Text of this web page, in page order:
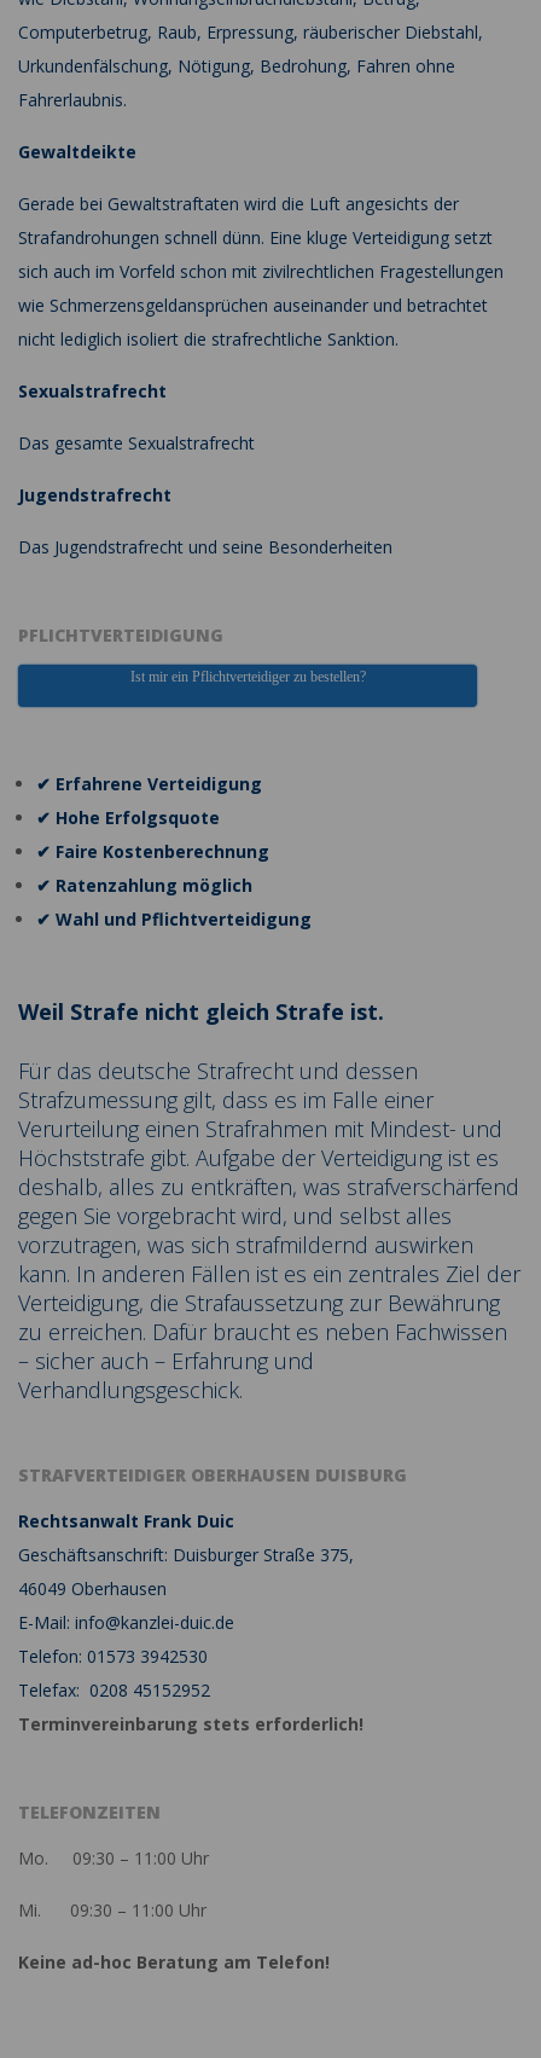
Computerbetrug, Raub, Erpressung, räuberischer Diebstahl,
Urkundenfälschung, Nötigung, Bedrohung, Fahren ohne
Fahrerlaubnis.
Gewaltdeikte
Gerade bei Gewaltstraftaten wird die Luft angesichts der
Strafandrohungen schnell dünn. Eine kluge Verteidigung setzt
sich auch im Vorfeld schon mit zivilrechtlichen Fragestellungen
wie Schmerzensgeldansprüchen auseinander und betrachtet
nicht lediglich isoliert die strafrechtliche Sanktion.
Sexualstrafrecht
Das gesamte Sexualstrafrecht
Jugendstrafrecht
Das Jugendstrafrecht und seine Besonderheiten
PFLICHTVERTEIDIGUNG
Ist mir ein Pflichtverteidiger zu bestellen?
✔ Erfahrene Verteidigung
✔ Hohe Erfolgsquote
✔ Faire Kostenberechnung
✔ Ratenzahlung möglich
✔ Wahl und Pflichtverteidigung
Weil Strafe nicht gleich Strafe ist.
Für das deutsche Strafrecht und dessen
Strafzumessung gilt, dass es im Falle einer
Verurteilung einen Strafrahmen mit Mindest- und
Höchststrafe gibt. Aufgabe der Verteidigung ist es
deshalb, alles zu entkräften, was strafverschärfend
gegen Sie vorgebracht wird, und selbst alles
vorzutragen, was sich strafmildernd auswirken
kann. In anderen Fällen ist es ein zentrales Ziel der
Verteidigung, die Strafaussetzung zur Bewährung
zu erreichen. Dafür braucht es neben Fachwissen
– sicher auch – Erfahrung und
Verhandlungsgeschick.
STRAFVERTEIDIGER OBERHAUSEN DUISBURG
Rechtsanwalt Frank Duic
Geschäftsanschrift: Duisburger Straße 375,
46049 Oberhausen
E-Mail: info@kanzlei-duic.de
Telefon: 01573 3942530
Telefax: 0208 45152952
Terminvereinbarung stets erforderlich!
TELEFONZEITEN
Mo. 09:30 – 11:00 Uhr
Mi. 09:30 – 11:00 Uhr
Keine ad-hoc Beratung am Telefon!